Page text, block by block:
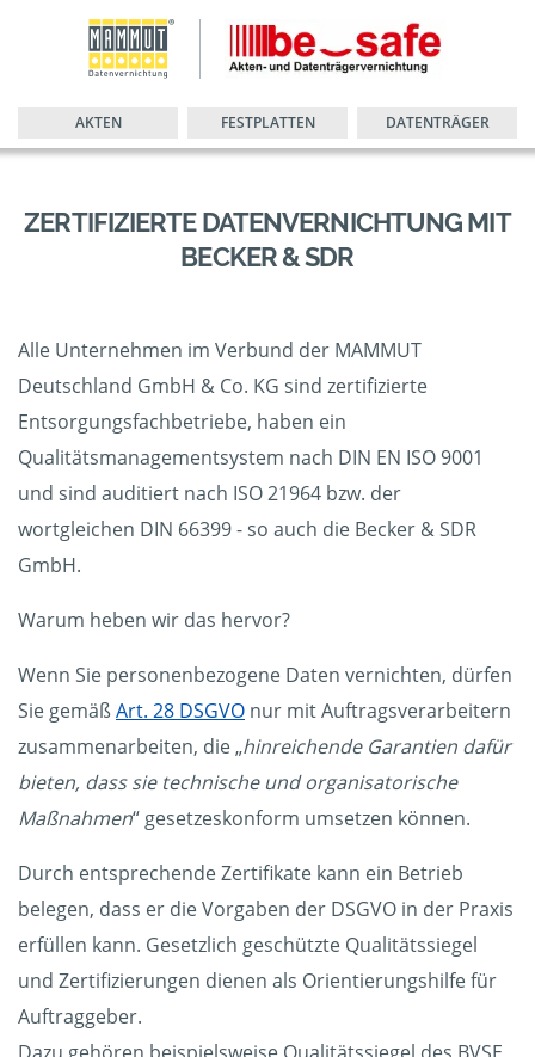
AKTEN FESTPLATTEN DATENTRÄGER
ZERTIFIZIERTE DATENVERNICHTUNG MIT
BECKER & SDR
Alle Unternehmen im Verbund der MAMMUT
Deutschland GmbH & Co. KG sind zertifizierte
Entsorgungsfachbetriebe, haben ein
Qualitätsmanagementsystem nach DIN EN ISO 9001
und sind auditiert nach ISO 21964 bzw. der
wortgleichen DIN 66399 - so auch die Becker & SDR
GmbH.
Warum heben wir das hervor?
Wenn Sie personenbezogene Daten vernichten, dürfen
Sie gemäßArt. 28 DSGVO nur mit Auftragsverarbeitern
zusammenarbeiten, die „hinreichende Garantien dafür
bieten, dass sie technische und organisatorische
Maßnahmen“ gesetzeskonform umsetzen können.
Durch entsprechende Zertifikate kann ein Betrieb
belegen, dass er die Vorgaben der DSGVO in der Praxis
erfüllen kann. Gesetzlich geschützte Qualitätssiegel
und Zertifizierungen dienen als Orientierungshilfe für
Auftraggeber.